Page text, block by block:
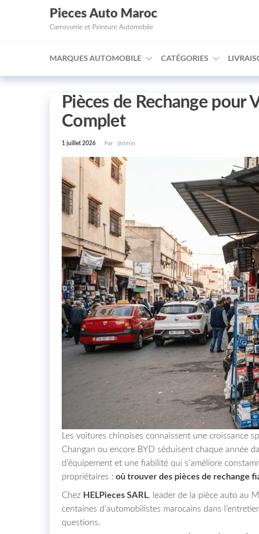
□
Aller au contenu
Pieces Auto Maroc
Carrosserie et Peinture Automobile
MARQUES AUTOMOBILE CATÉGORIES
Pièces de Rechange pour
Complet
1 juillet 2026 Par @dmin
Les voitures chinoises connaissent une croissance
Changan ou encore BYD séduisent chaque année
d’équipement et une fiabilité qui s’améliore
propriétaires : où trouver des pièces de rechange
Chez HELPieces SARL, leader de la pièce auto au
centaines d’automobilistes marocains dans
questions.